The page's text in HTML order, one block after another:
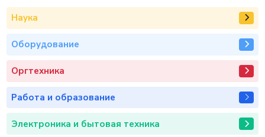
Наука
Оборудование
Оргтехника
Работа и образование
Электроника и бытовая техника